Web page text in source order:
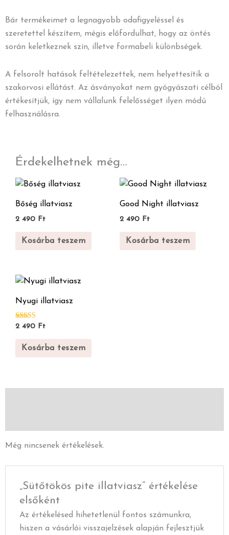
Bár termékeimet a legnagyobb odafigyeléssel és
szeretettel készítem, mégis előfordulhat, hogy az öntés
során keletkeznek szín, illetve formabeli különbségek.
A felsorolt hatások feltételezettek, nem helyettesítik a
szakorvosi ellátást. Az ásványokat nem gyógyászati célból
értékesítjük, így nem vállalunk felelősséget ilyen módú
felhasználásra.
Érdekelhetnek még…
Bőség illatviasz
2 490 Ft
Kosárba teszem
Good Night illatviasz
2 490 Ft
Kosárba teszem
Nyugi illatviasz
Értékelés:
/ 5
2 490 Ft
Kosárba teszem
Még nincsenek értékelések.
„Sütőtökös pite illatviasz” értékelése
elsőként
Az értékelésed hihetetlenül fontos számunkra,
hiszen a vásárlói visszajelzések alapján fejlesztjük